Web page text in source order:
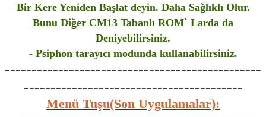
Bir Kere Yeniden Başlat deyin. Daha Sağlıklı Olur.
Bunu Diğer CM13 Tabanlı ROM` Larda da
Deniyebilirsiniz.
- Psiphon tarayıcı modunda kullanabilirsiniz.
------------------------------------------------
-----------------------------------------
Menü Tuşu(Son Uygulamalar):